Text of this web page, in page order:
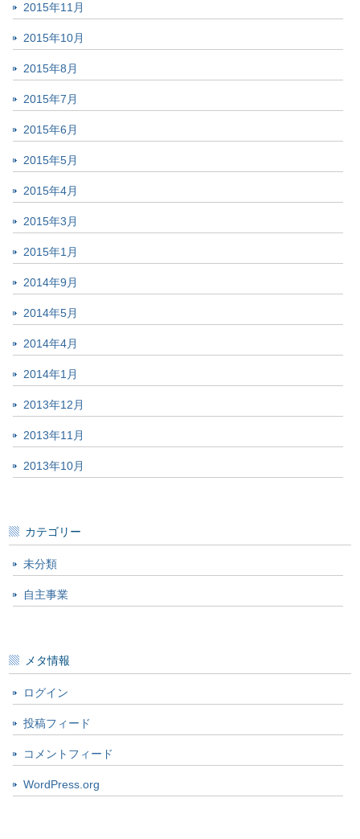
2015年11月
2015年10月
2015年8月
2015年7月
2015年6月
2015年5月
2015年4月
2015年3月
2015年1月
2014年9月
2014年5月
2014年4月
2014年1月
2013年12月
2013年11月
2013年10月
カテゴリー
未分類
自主事業
メタ情報
ログイン
投稿フィード
コメントフィード
WordPress.org